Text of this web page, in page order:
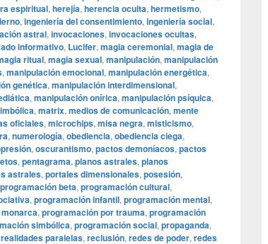
espiritual, herejía, herencia oculta, hermetismo,
, ingeniería del consentimiento, ingeniería social,
astral, invocaciones, invocaciones ocultas,
informativo, Lucifer, magia ceremonial, magia de
ritual, magia sexual, manipulación, manipulación
, manipulación emocional, manipulación energética,
genética, manipulación interdimensional,
, manipulación onírica, manipulación psíquica,
, matrix, medios de comunicación, mente
oficiales, microchips, misa negra, misticismo,
, numerología, obediencia, obediencia ciega,
, oscurantismo, pactos demoníacos, pactos
, pentagrama, planos astrales, planos
astrales, portales dimensionales, posesión,
programación beta, programación cultural,
, programación infantil, programación mental,
, programación por trauma, programación
simbólica, programación social, propaganda,
realidades paralelas, reclusión, redes de poder, redes